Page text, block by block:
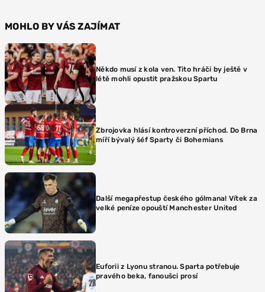
MOHLO BY VÁS ZAJÍMAT
Někdo musí z kola ven. Tito hráči by ještě v
létě mohli opustit pražskou Spartu
Zbrojovka hlásí kontroverzní příchod. Do Brna
míří bývalý šéf Sparty či Bohemians
Další megapřestup českého gólmana! Vítek za
velké peníze opouští Manchester United
Euforii z Lyonu stranou. Sparta potřebuje
pravého beka, fanoušci prosí